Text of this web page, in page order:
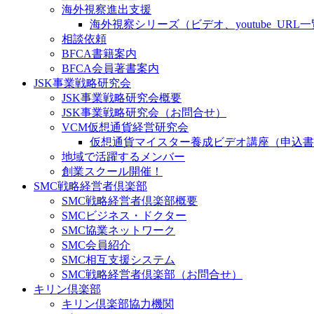
海外視察進出支援
海外視察シリーズ（ビデオ、youtube_URL一
相談依頼
BFCA書籍案内
BFCA会員著書案内
JSK事業戦略研究会
JSK事業戦略研究会概要
JSK事業戦略研究会（お問合せ）
VCM仮想通貨経営研究会
仮想通貨マイスター養成ビデオ講座（申込書
地域で活躍するメンバー
創業スクール開催！
SMC戦略経営者倶楽部
SMC戦略経営者倶楽部概要
SMCビジネス・ドクター
SMC協業ネットワーク
SMC会員紹介
SMC相互支援システム
SMC戦略経営者倶楽部（お問合せ）
キリン倶楽部
キリン倶楽部協力機関